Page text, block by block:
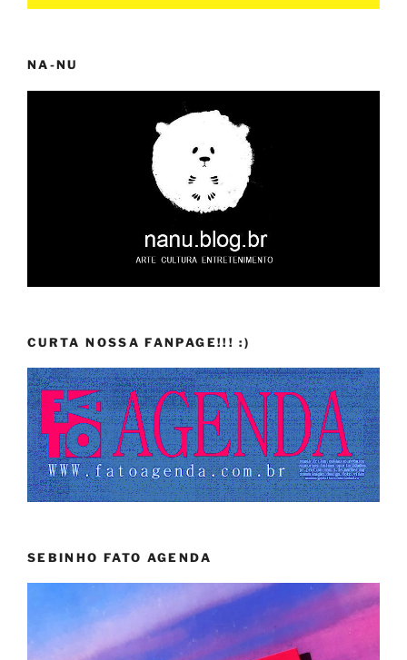
NA-NU
CURTA NOSSA FANPAGE!!! :)
SEBINHO FATO AGENDA